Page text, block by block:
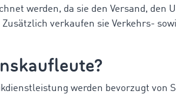
werden, da sie den Versand, den
verkaufen sie Verkehrs-
werden bevorzugt von